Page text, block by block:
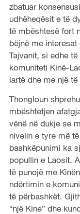
zbatuar
udhëheqësit e të
të mbështesë fort
bëjnë me
Tajvanit, si edhe
komuniteti Kinë-
lartë dhe me një
Thongloun
mbështetjen
vënë në dukje se
nivelin e tyre më
bashkëpunimi ka
popullin e Laosit.
të punojë me
ndërtimin e
të përbashkët.
“një Kine” dhe